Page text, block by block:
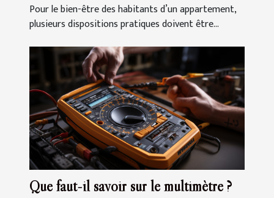
Pour le bien-être des habitants d’un appartement,
plusieurs dispositions pratiques doivent être...
Que faut-il savoir sur le multimètre ?